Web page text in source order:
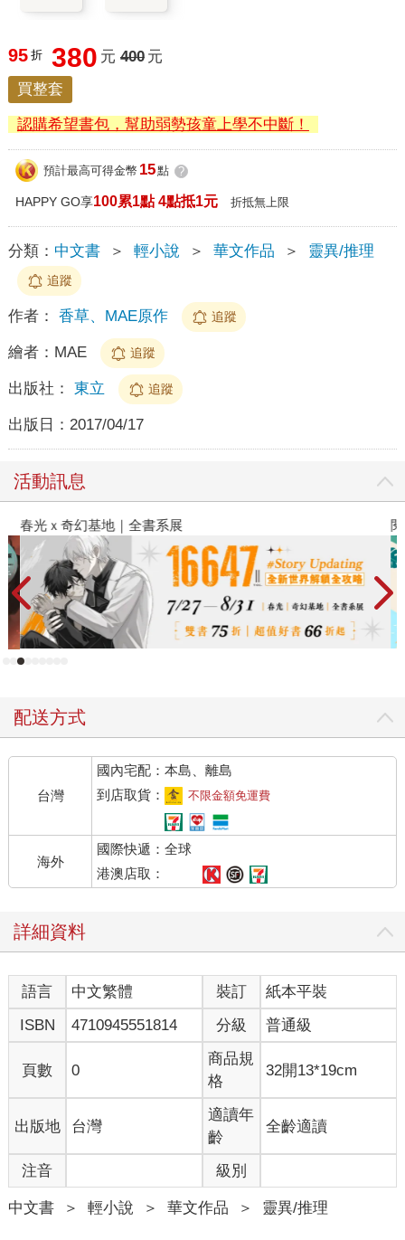
95 折 380 元 400 元
買整套
認購希望書包，幫助弱勢孩童上學不中斷！
預計最高可得金幣 15點 ?
HAPPY GO享100累1點 4點抵1元 折抵無上限
分類： 中文書 ＞ 輕小說 ＞ 華文作品 ＞ 靈異/推理
追蹤
作者： 香草、MAE原作 追蹤
繪者： MAE 追蹤
出版社： 東立 追蹤
出版日： 2017/04/17
活動訊息
春光ｘ奇幻基地｜全書系展
配送方式
台灣
國內宅配：本島、離島
到店取貨：
不限金額免運費
海外
國際快遞：全球
港澳店取：
詳細資料
語言 中文繁體 裝訂
紙本平裝
ISBN
4710945551814 分級 普通級
頁數 0
商品規
格
32開13*19cm
出版地 台灣
適讀年
齡
全齡適讀
注音 級別
中文書 ＞ 輕小說 ＞ 華文作品 ＞ 靈異/推理